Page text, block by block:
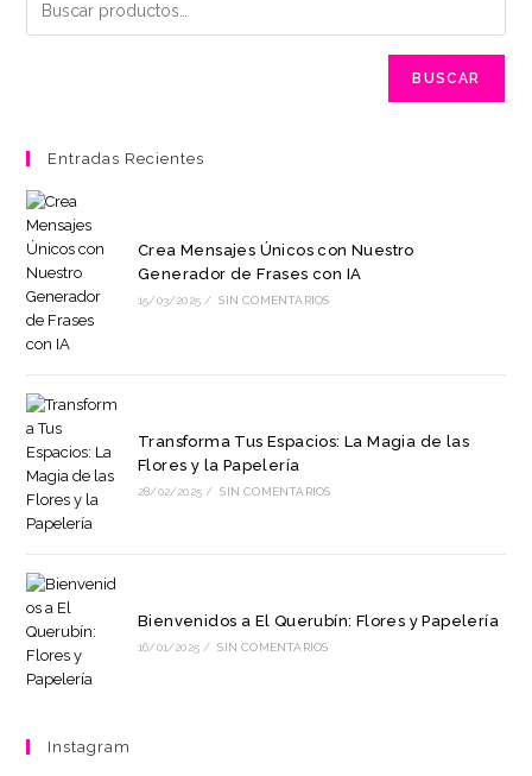
BUSCAR
Entradas Recientes
Crea Mensajes Únicos con Nuestro
Generador de Frases con IA
15/03/2025 / SIN COMENTARIOS
Transforma Tus Espacios: La Magia de las
Flores y la Papelería
28/02/2025 / SIN COMENTARIOS
Bienvenidos a El Querubín: Flores y Papelería
16/01/2025 / SIN COMENTARIOS
Instagram